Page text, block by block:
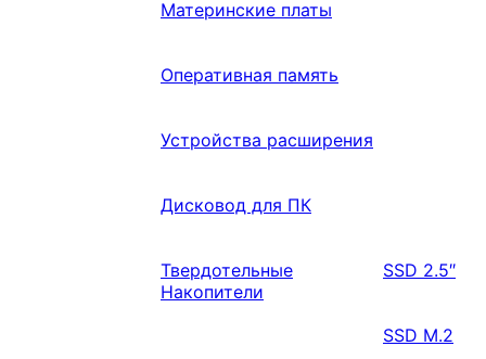
Материнские платы
Оперативная память
Устройства расширения
Дисковод для ПК
Твердотельные
Накопители
SSD 2.5″
SSD M.2